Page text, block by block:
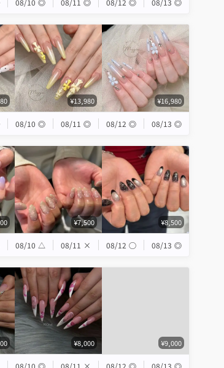
¥13,980 ¥16,980
08/10 ◎ 08/11 ◎ 08/12 ◎ 08/13 ◎
¥7,500 ¥8,500
08/10 △ 08/11 × 08/12 ◯ 08/13 ◎
¥8,000 ¥9,000